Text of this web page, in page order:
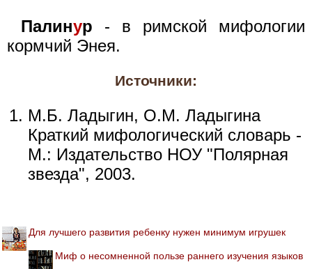
Палинур - в римской мифологии
кормчий Энея.
Источники:
М.Б. Ладыгин, О.М. Ладыгина
Краткий мифологический словарь -
М.: Издательство НОУ "Полярная
звезда", 2003.
Для лучшего развития ребенку нужен минимум игрушек
Миф о несомненной пользе раннего изучения языков